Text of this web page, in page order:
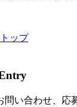
ップ
い合わせ、応